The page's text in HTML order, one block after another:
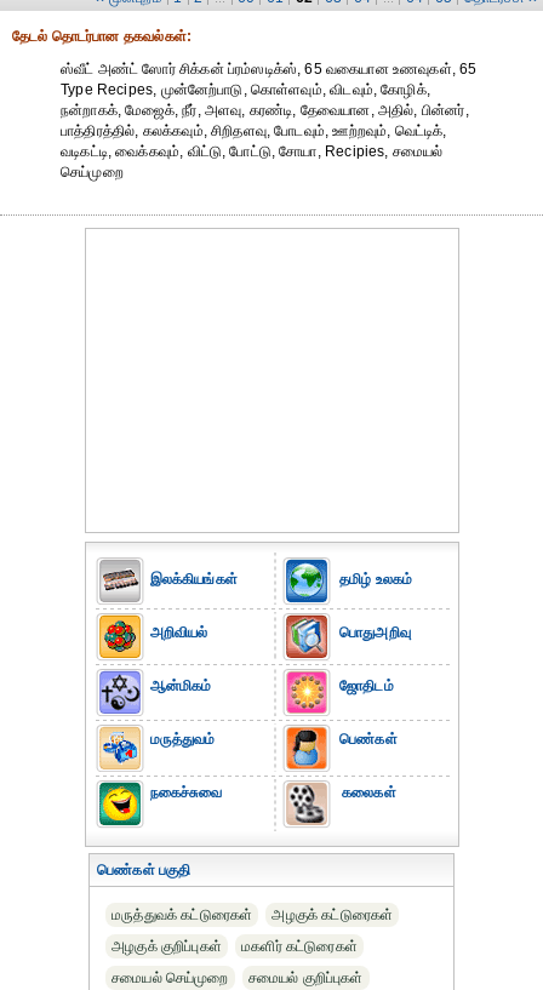
தேட‌ல் தொட‌ர்பான தகவ‌ல்க‌ள்:
ஸ்வீட் அண்ட் ஸோர் சிக்கன் ப்ரம்ஸடிக்ஸ், 65 வகையான உணவுகள், 65
Type Recipes, முன்னேற்பாடு, கொள்ளவும், விடவும், கோழிக்,
நன்றாகக், மேஜைக், நீர், அளவு, கரண்டி, தேவையான, அதில், பின்னர்,
பாத்திரத்தில், கலக்கவும், சிறிதளவு, போடவும், ஊற்றவும், வெட்டிக்,
வடிகட்டி, வைக்கவும், விட்டு, போட்டு, சோயா, Recipies, சமையல்
செய்முறை
இலக்கியங்கள்
அறிவியல்
ஆன்மிகம்
மருத்துவம்
நகைச்சுவை
தமிழ் உலகம்
பொதுஅறிவு
ஜோதிடம்
பெண்கள்
கலைகள்
பெண்கள் பகுதி
மருத்துவக் கட்டுரைகள்
அழகுக் கட்டுரைகள்
அழகுக் குறிப்புகள்
மகளிர் கட்டுரைகள்
சமையல் செய்முறை
சமையல் குறிப்புகள்